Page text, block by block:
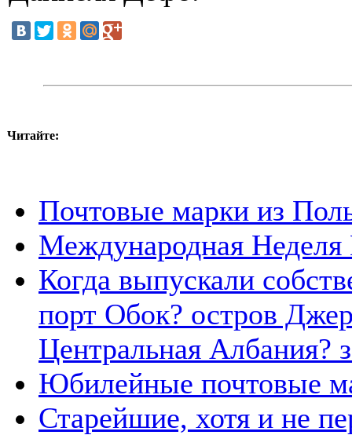
Читайте:
Почтовые марки из
Международная
Когда выпускали
порт Обок? остров
Центральная Албания?
Юбилейные почтовые
Старейшие, хотя и не